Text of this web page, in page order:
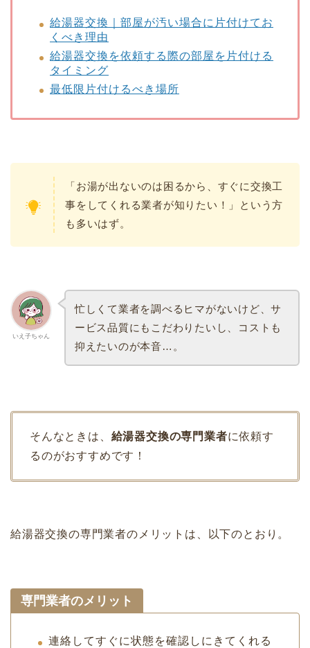
給湯器交換｜部屋が汚い場合に片付けてお
くべき理由
給湯器交換を依頼する際の部屋を片付ける
タイミング
最低限片付けるべき場所
「お湯が出ないのは困るから、すぐに交換工
事をしてくれる業者が知りたい！」という方
も多いはず。
いえ子ちゃん
忙しくて業者を調べるヒマがないけど、サ
ービス品質にもこだわりたいし、コストも
抑えたいのが本音…。
そんなときは、 給湯器交換の専門業者に依頼す
るのがおすすめです！
給湯器交換の専門業者のメリットは、以下のとおり。
専門業者のメリット
連絡してすぐに状態を確認しにきてくれる